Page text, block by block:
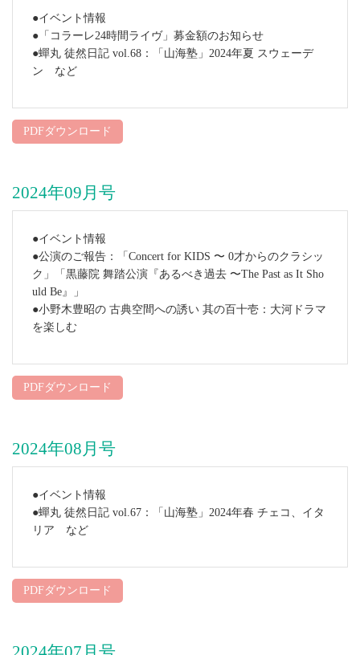
●イベント情報
●「コラーレ24時間ライヴ」募金額のお知らせ
●蟬丸 徒然日記 vol.68：「山海塾」2024年夏 スウェーデ
ン など
PDFダウンロード
2024年09月号
●イベント情報
●公演のご報告：「Concert for KIDS 〜 0才からのクラシッ
ク」「黒藤院 舞踏公演『あるべき過去 〜The Past as It Sho
uld Be』」
●小野木豊昭の 古典空間への誘い 其の百十壱：大河ドラマ
を楽しむ
PDFダウンロード
2024年08月号
●イベント情報
●蟬丸 徒然日記 vol.67：「山海塾」2024年春 チェコ、イタ
リア など
PDFダウンロード